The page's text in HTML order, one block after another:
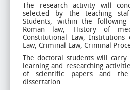
The research activity will
selected by the teaching
Students, within the
Roman law, History of
Constitutional Law, Institutions
Law, Criminal Law, Criminal
The doctoral students will
learning and researching
of scientific papers and
dissertation.